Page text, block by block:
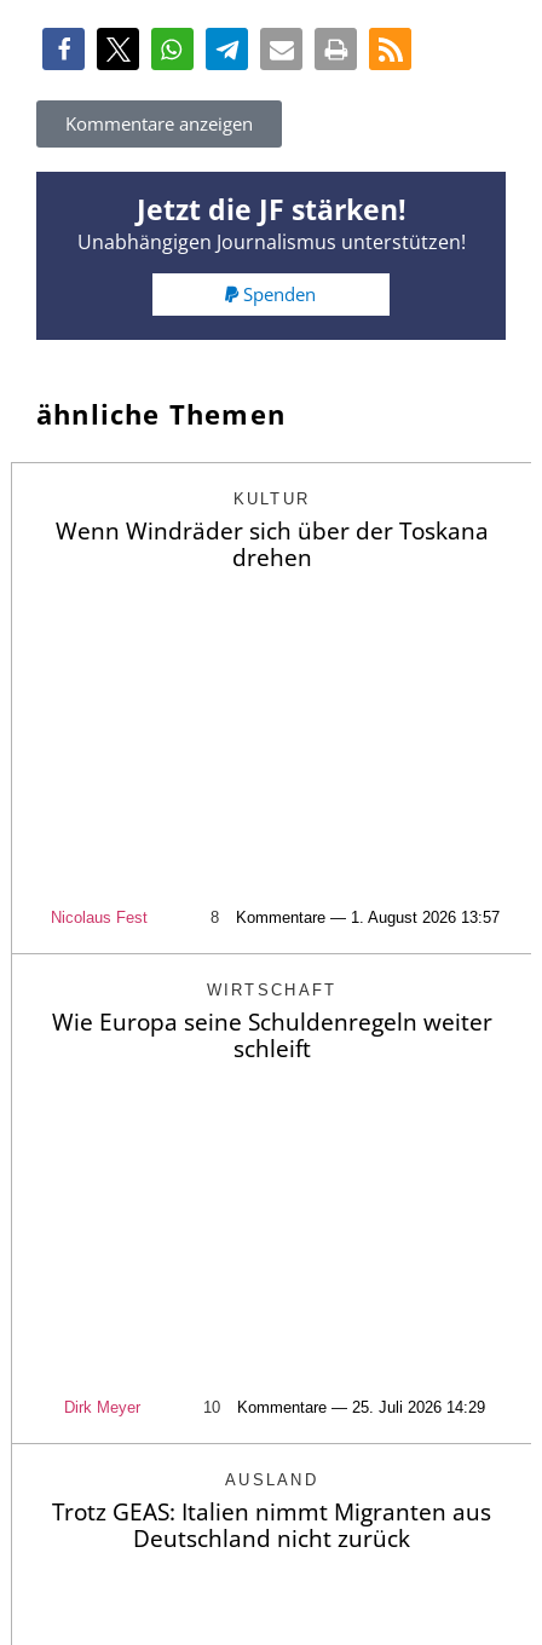
Kommentare anzeigen
Jetzt die JF stärken!
Unabhängigen Journalismus unterstützen!
Spenden
ähnliche Themen
KULTUR
Wenn Windräder sich über der Toskana
drehen
Nicolaus Fest 8 Kommentare — 1. August 2026 13:57
WIRTSCHAFT
Wie Europa seine Schuldenregeln weiter
schleift
Dirk Meyer 10 Kommentare — 25. Juli 2026 14:29
AUSLAND
Trotz GEAS: Italien nimmt Migranten aus
Deutschland nicht zurück